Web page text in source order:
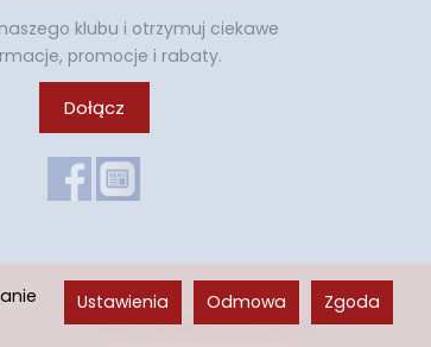
klubu i otrzymuj ciekawe
promocje i rabaty.
Dołącz
Sklep internetowy SOTESHOP AI
Ustawienia Odmowa Zgoda